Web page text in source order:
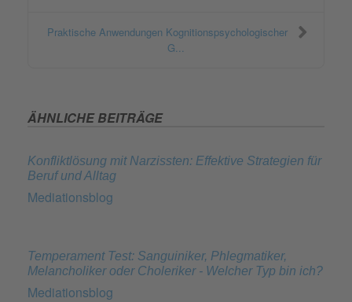
Praktische Anwendungen Kognitionspsychologischer
G...
ÄHNLICHE BEITRÄGE
Konfliktlösung mit Narzissten: Effektive Strategien für
Beruf und Alltag
Mediationsblog
Temperament Test: Sanguiniker, Phlegmatiker,
Melancholiker oder Choleriker - Welcher Typ bin ich?
Mediationsblog